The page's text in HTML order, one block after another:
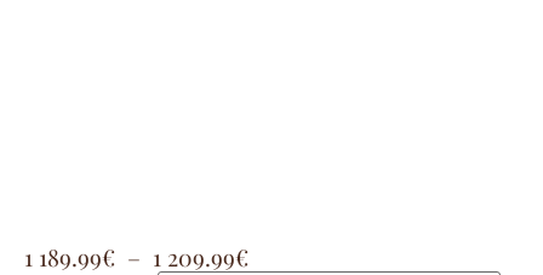
1 189.99€ – 1 209.99€